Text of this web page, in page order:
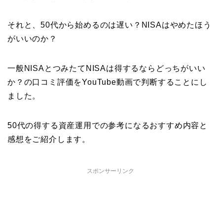
それと、50代から始めるのは遅い？NISAはやめたほう
がいいのか？
一般NISAとつみたてNISAは得するならどっちがいい
か？の口コミ評価をYouTube動画で判断することにし
ました。
50代の得する資産運用での参考になるおすすめ内容と
感想をご紹介します。
スポンサーリンク